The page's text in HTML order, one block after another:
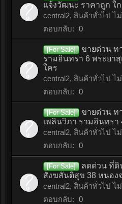
แจ้งวัฒนะ ราคาถูก ใ
central2, สินค้าทั่วไป ไ
ตอบกลับ: 0
[For Sale]
ขายด่วน ท
รามอินทรา 6 พระยา
ใคร
central2, สินค้าทั่วไป ไ
ตอบกลับ: 0
[For Sale]
ขายด่วน ท
เพลินวิภา รามอินทรา
central2, สินค้าทั่วไป ไ
ตอบกลับ: 0
[For Sale]
ลดด่วน ที่ดิ
สังฆสันติสุข 38 หนอง
central2, สินค้าทั่วไป ไ
ตอบกลับ: 0